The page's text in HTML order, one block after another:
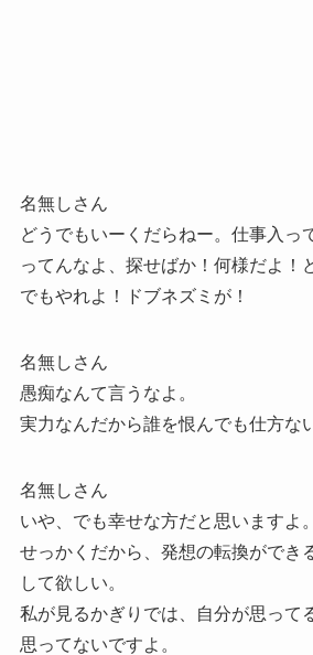
名無しさん
どうでもいーくだらねー。仕事入っ
ってんなよ、探せばか！何様だよ！
でもやれよ！ドブネズミが！
名無しさん
愚痴なんて言うなよ。
実力なんだから誰を恨んでも仕方な
名無しさん
いや、でも幸せな方だと思いますよ。
せっかくだから、発想の転換ができ
して欲しい。
私が見るかぎりでは、自分が思って
思ってないですよ。